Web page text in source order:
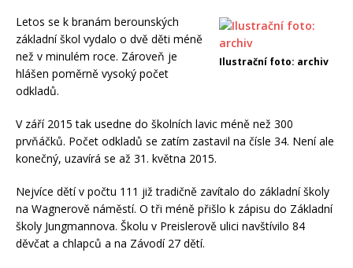
Ilustrační foto: archiv
Letos se k branám berounských
základní škol vydalo o dvě děti méně
než v minulém roce. Zároveň je
hlášen poměrně vysoký počet
odkladů.
V září 2015 tak usedne do školních lavic méně než 300
prvňáčků. Počet odkladů se zatím zastavil na čísle 34. Není ale
konečný, uzavírá se až 31. května 2015.
Nejvíce dětí v počtu 111 již tradičně zavítalo do základní školy
na Wagnerově náměstí. O tři méně přišlo k zápisu do Základní
školy Jungmannova. Školu v Preislerově ulici navštívilo 84
děvčat a chlapců a na Závodí 27 dětí.